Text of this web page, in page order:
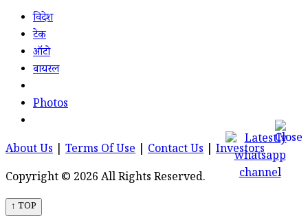
विदेश
टेक
ऑटो
वायरल
Photos
About Us Terms Of Use Contact Us
Investors
Copyright © 2026 All Rights Reserved.
↑ TOP